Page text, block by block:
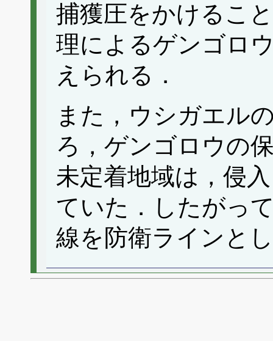
捕獲圧をかけるこ
理によるゲンゴロ
えられる．
また，ウシガエル
ろ，ゲンゴロウの
未定着地域は，侵
ていた．したがっ
線を防衛ラインと